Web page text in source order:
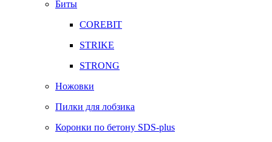
Биты
COREBIT
STRIKE
STRONG
Ножовки
Пилки для лобзика
Коронки по бетону SDS-plus